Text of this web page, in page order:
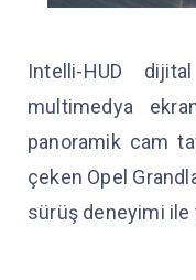
Intelli-HUD
multimedya
panoramik cam
çeken Opel
sürüş deneyimi ile